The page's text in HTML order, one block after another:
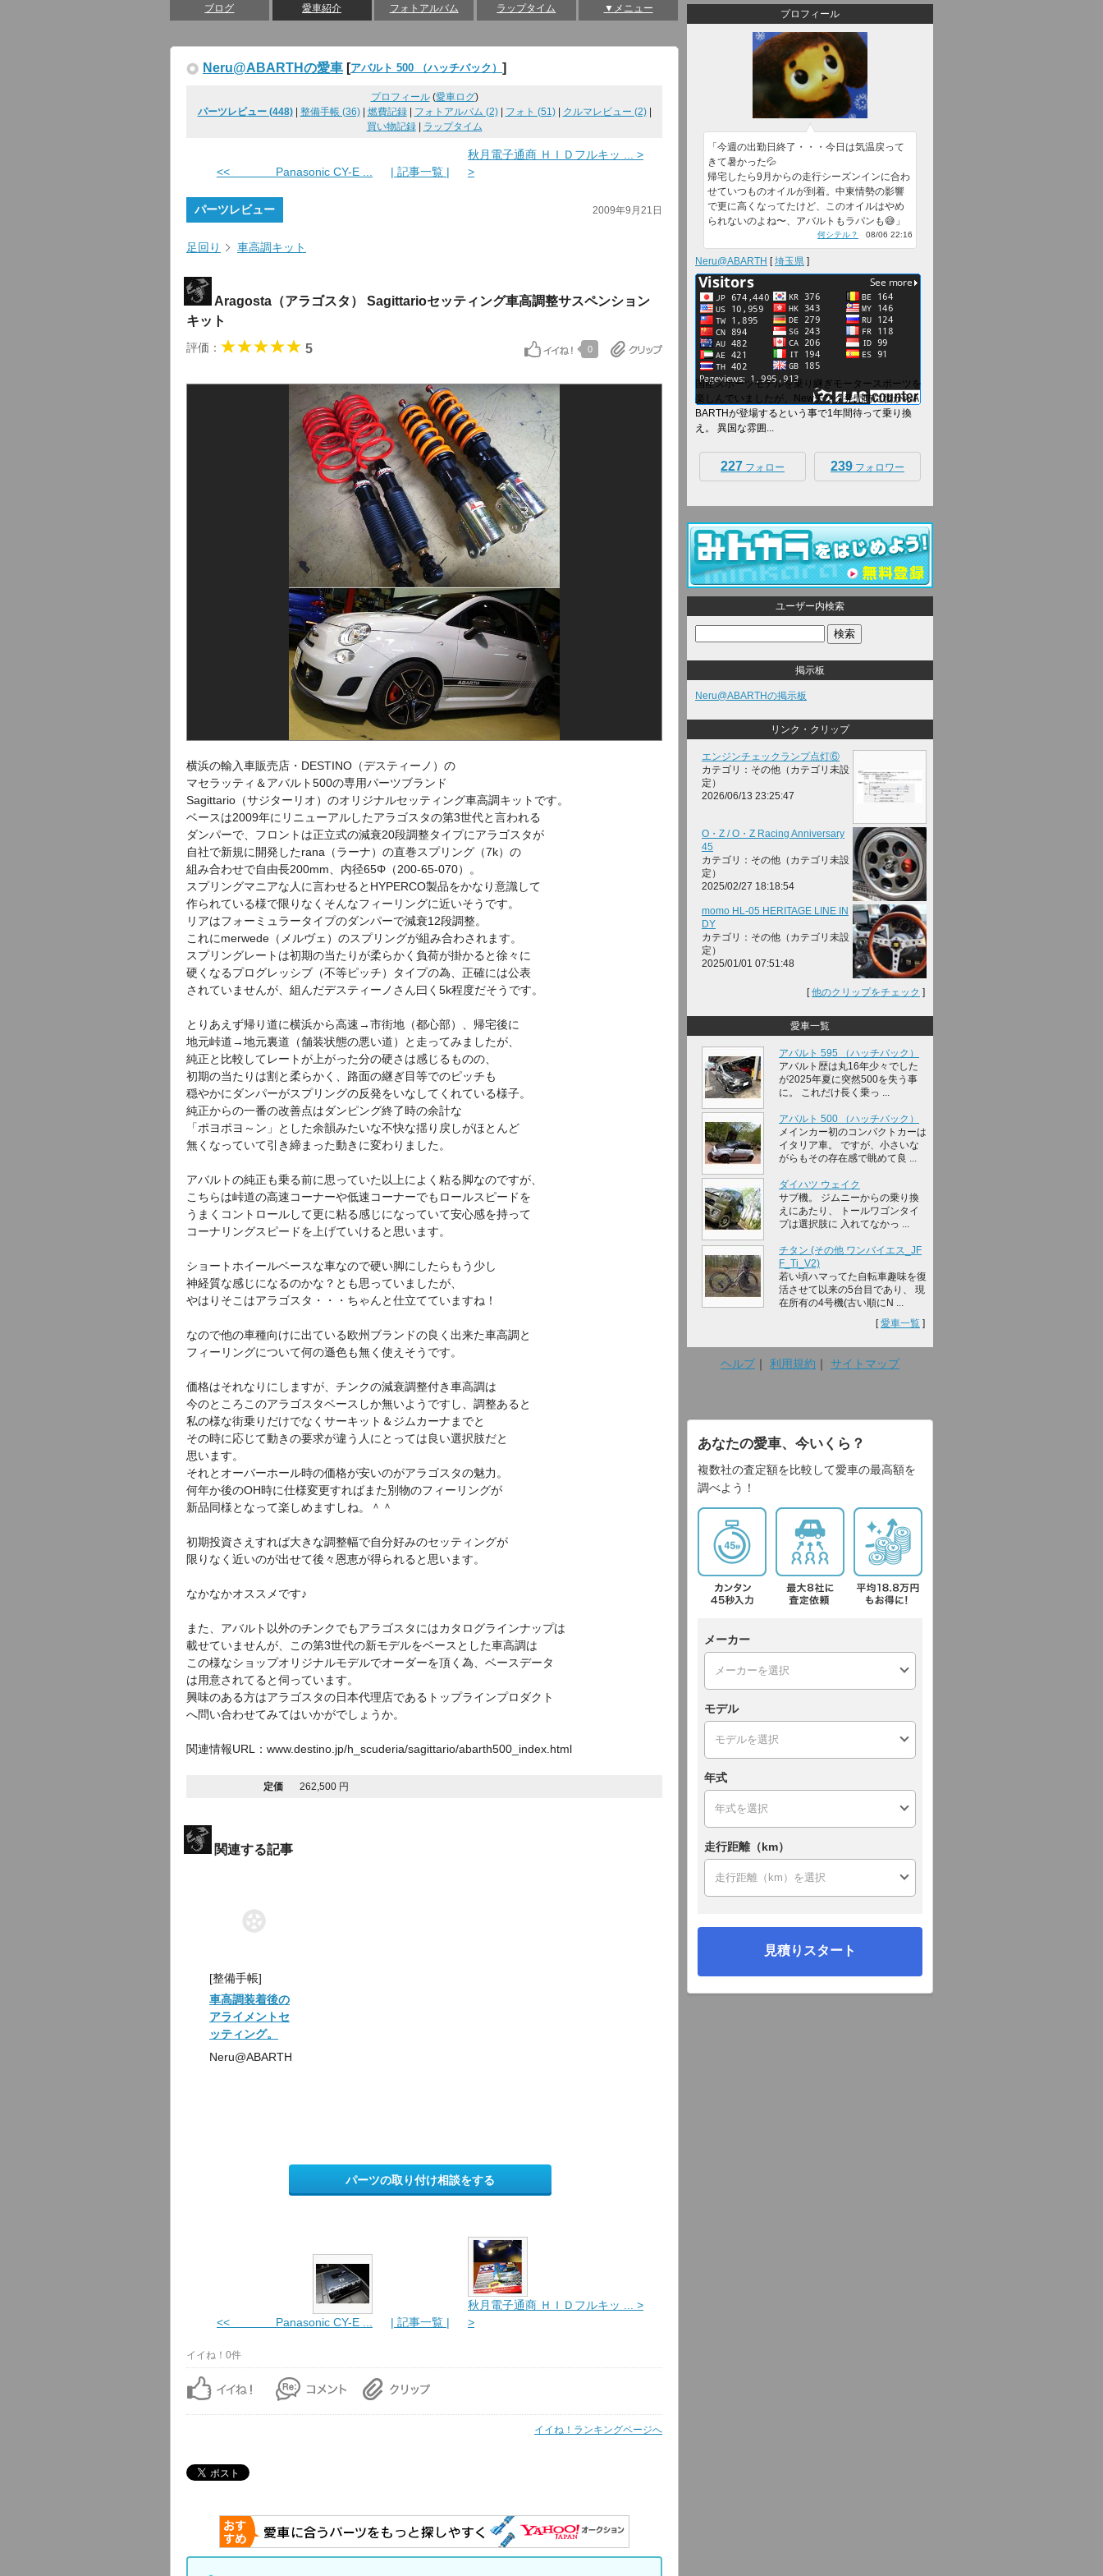
ブログ 愛車紹介 フォトアルバム ラップタイム ▼メニュー
Neru@ABARTHの愛車 [アバルト 500 （ハッチバック） ]
プロフィール(愛車ログ)
パーツレビュー (448)| 整備手帳 (36)| 燃費記録| フォトアルバム (2)| フォト (51)| クルマレビュー (2)|
買い物記録| ラップタイム
<< Panasonic CY-E ... | 記事一覧 |
秋月電子通商 ＨＩＤフルキッ ... >
>
パーツレビュー 2009年9月21日
足回り 車高調キット
Aragosta（アラゴスタ） Sagittarioセッティング車高調整サスペンション
キット
評価： 5 0
横浜の輸入車販売店・DESTINO（デスティーノ）の
マセラッティ＆アバルト500の専用パーツブランド
Sagittario（サジターリオ）のオリジナルセッティング車高調キットです。
ベースは2009年にリニューアルしたアラゴスタの第3世代と言われる
ダンパーで、フロントは正立式の減衰20段調整タイプにアラゴスタが
自社で新規に開発したrana（ラーナ）の直巻スプリング（7k）の
組み合わせで自由長200mm、内径65Φ（200-65-070）。
スプリングマニアな人に言わせるとHYPERCO製品をかなり意識して
作られている様で限りなくそんなフィーリングに近いそうです。
リアはフォーミュラータイプのダンパーで減衰12段調整。
これにmerwede（メルヴェ）のスプリングが組み合わされます。
スプリングレートは初期の当たりが柔らかく負荷が掛かると徐々に
硬くなるプログレッシブ（不等ピッチ）タイプの為、正確には公表
されていませんが、組んだデスティーノさん曰く5k程度だそうです。
とりあえず帰り道に横浜から高速→市街地（都心部）、帰宅後に
地元峠道→地元裏道（舗装状態の悪い道）と走ってみましたが、
純正と比較してレートが上がった分の硬さは感じるものの、
初期の当たりは割と柔らかく、路面の継ぎ目等でのピッチも
穏やかにダンパーがスプリングの反発をいなしてくれている様子。
純正からの一番の改善点はダンピング終了時の余計な
「ポヨポヨ～ン」とした余韻みたいな不快な揺り戻しがほとんど
無くなっていて引き締まった動きに変わりました。
アバルトの純正も乗る前に思っていた以上によく粘る脚なのですが、
こちらは峠道の高速コーナーや低速コーナーでもロールスピードを
うまくコントロールして更に粘る感じになっていて安心感を持って
コーナリングスピードを上げていけると思います。
ショートホイールベースな車なので硬い脚にしたらもう少し
神経質な感じになるのかな？とも思っていましたが、
やはりそこはアラゴスタ・・・ちゃんと仕立てていますね！
なので他の車種向けに出ている欧州ブランドの良く出来た車高調と
フィーリングについて何の遜色も無く使えそうです。
価格はそれなりにしますが、チンクの減衰調整付き車高調は
今のところこのアラゴスタベースしか無いようですし、調整あると
私の様な街乗りだけでなくサーキット＆ジムカーナまでと
その時に応じて動きの要求が違う人にとっては良い選択肢だと
思います。
それとオーバーホール時の価格が安いのがアラゴスタの魅力。
何年か後のOH時に仕様変更すればまた別物のフィーリングが
新品同様となって楽しめますしね。＾＾
初期投資さえすれば大きな調整幅で自分好みのセッティングが
限りなく近いのが出せて後々恩恵が得られると思います。
なかなかオススメです♪
また、アバルト以外のチンクでもアラゴスタにはカタログラインナップは
載せていませんが、この第3世代の新モデルをベースとした車高調は
この様なショップオリジナルモデルでオーダーを頂く為、ベースデータ
は用意されてると伺っています。
興味のある方はアラゴスタの日本代理店であるトップラインプロダクト
へ問い合わせてみてはいかがでしょうか。
関連情報URL：www.destino.jp/h_scuderia/sagittario/abarth500_index.html
定価 262,500 円
関連する記事
[整備手帳]
車高調装着後の
アライメントセ
ッティング。
Neru@ABARTH
パーツの取り付け相談をする
<< Panasonic CY-E ... | 記事一覧 |
秋月電子通商 ＨＩＤフルキッ ... >
>
イイね！0件
イイね！ランキングページへ
プロフィール
「今週の出勤日終了・・・今日は気温戻って
きて暑かった💦
帰宅したら9月からの走行シーズンインに合わ
せていつものオイルが到着。中東情勢の影響
で更に高くなってたけど、このオイルはやめ
られないのよね〜、アバルトもラパンも😅」
何シテル？ 08/06 22:16
Neru@ABARTH [埼玉県 ]
国産スポーツモデルを乗り継ぎモータースポーツを
楽しんでいましたが、Newチンク発売時に後からA
BARTHが登場するという事で1年間待って乗り換
え。 異国な雰囲...
227 フォロー 239 フォロワー
ユーザー内検索
掲示板
Neru@ABARTHの掲示板
リンク・クリップ
エンジンチェックランプ点灯⑥
カテゴリ：その他（カテゴリ未設
定）
2026/06/13 23:25:47
O・Z / O・Z Racing Anniversary
45
カテゴリ：その他（カテゴリ未設
定）
2025/02/27 18:18:54
momo HL-05 HERITAGE LINE IN
DY
カテゴリ：その他（カテゴリ未設
定）
2025/01/01 07:51:48
[他のクリップをチェック ]
愛車一覧
アバルト 595 （ハッチバック）
アバルト歴は丸16年少々でした
が2025年夏に突然500を失う事
に。 これだけ長く乗っ ...
アバルト 500 （ハッチバック）
メインカー初のコンパクトカーは
イタリア車。 ですが、小さいな
がらもその存在感で眺めて良 ...
ダイハツ ウェイク
サブ機。 ジムニーからの乗り換
えにあたり、 トールワゴンタイ
プは選択肢に 入れてなかっ ...
チタン (その他 ワンバイエス_JF
F_Ti_V2)
若い頃ハマってた自転車趣味を復
活させて以来の5台目であり、 現
在所有の4号機(古い順にN ...
[愛車一覧 ]
ヘルプ｜ 利用規約 ｜ サイトマップ
あなたの愛車、今いくら？
複数社の査定額を比較して愛車の最高額を
調べよう！
メーカー
モデル
年式
走行距離（km）
見積りスタート